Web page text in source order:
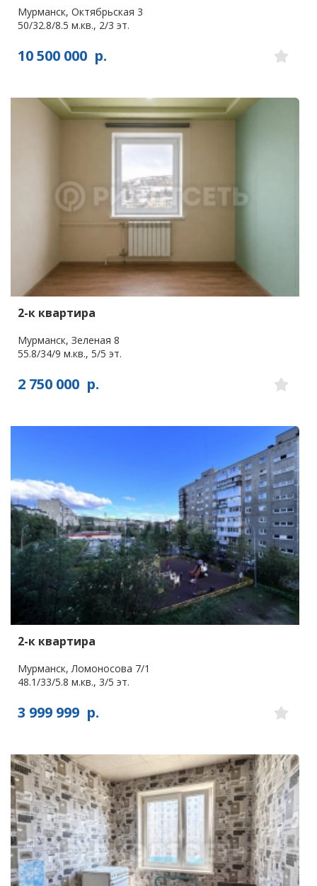
Мурманск, Октябрьская 3
50/32.8/8.5 м.кв., 2/3 эт.
10 500 000 р.
2-к квартира
Мурманск, Зеленая 8
55.8/34/9 м.кв., 5/5 эт.
2 750 000 р.
2-к квартира
Мурманск, Ломоносова 7/1
48.1/33/5.8 м.кв., 3/5 эт.
3 999 999 р.